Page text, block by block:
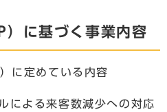
）に基づく事業内容
に定めている内容
よる来客数減少への対応